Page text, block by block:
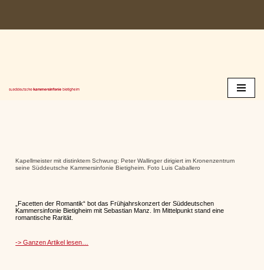
Zum
Kapellmeister mit distinktem Schwung: Peter Wallinger dirigiert im Kronenzentrum
seine Süddeutsche Kammersinfonie Bietigheim. Foto Luis Caballero
„Facetten der Romantik“ bot das Frühjahrskonzert der Süddeutschen
Kammersinfonie Bietigheim mit Sebastian Manz. Im Mittelpunkt stand eine
romantische Rarität.
-> Ganzen Artikel lesen…